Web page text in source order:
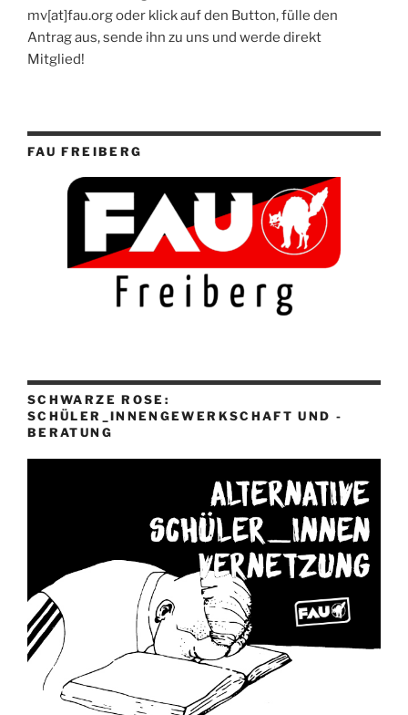
mv[at]fau.org oder klick auf den Button, fülle den
Antrag aus, sende ihn zu uns und werde direkt
Mitglied!
FAU FREIBERG
SCHWARZE ROSE:
SCHÜLER_INNENGEWERKSCHAFT UND -
BERATUNG